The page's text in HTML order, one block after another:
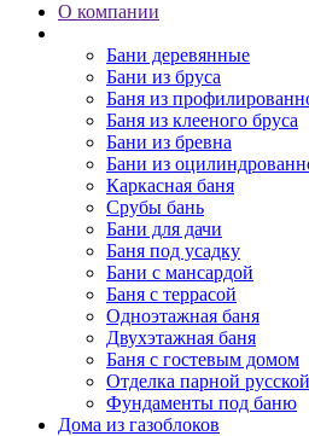
О компании
Бани деревянные
Бани из бруса
Баня из
Баня из клееного бруса
Бани из бревна
Бани из
Каркасная баня
Срубы бань
Бани для дачи
Баня под усадку
Бани с мансардой
Баня с террасой
Одноэтажная баня
Двухэтажная баня
Баня с гостевым домом
Отделка парной
Фундаменты под баню
Дома из газоблоков